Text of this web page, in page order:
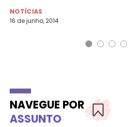
NOTÍCIAS
16 de junho, 2014
NAVEGUE POR
ASSUNTO